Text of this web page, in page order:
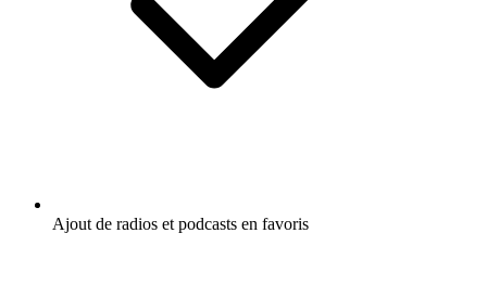
Ajout de radios et podcasts en favoris